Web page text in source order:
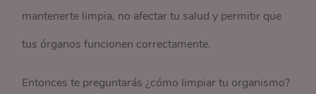
mantenerte limpia, no afectar tu salud y permitir que
tus órganos funcionen correctamente.
Entonces te preguntarás ¿cómo limpiar tu organismo?